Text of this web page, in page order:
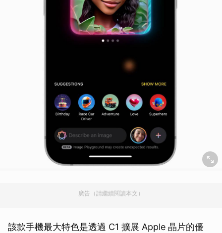
廣告（請繼續閱讀本文）
該款手機最大特色是透過 C1 擴展 Apple 晶片的優